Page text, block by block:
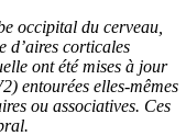
occipital du cerveau,
d’aires corticales
ont été mises à jour
entourées elles-mêmes
ou associatives. Ces